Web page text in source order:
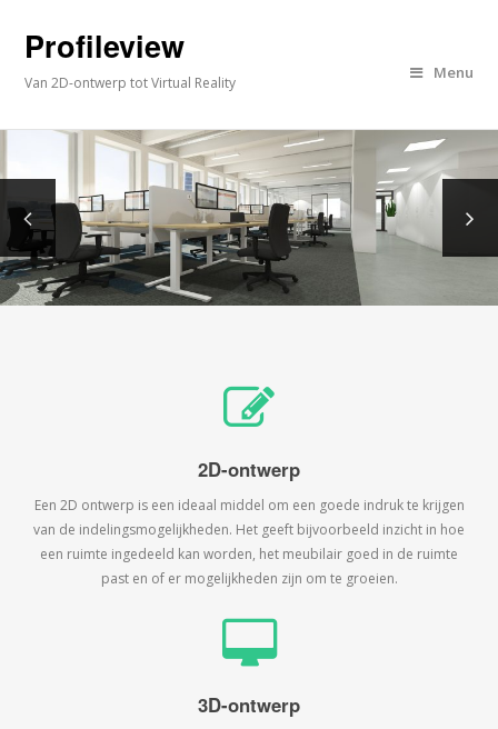
Profileview
Van 2D-ontwerp tot Virtual Reality
Menu
2D-ontwerp
Een 2D ontwerp is een ideaal middel om een goede indruk te krijgen
van de indelingsmogelijkheden. Het geeft bijvoorbeeld inzicht in hoe
een ruimte ingedeeld kan worden, het meubilair goed in de ruimte
past en of er mogelijkheden zijn om te groeien.
3D-ontwerp